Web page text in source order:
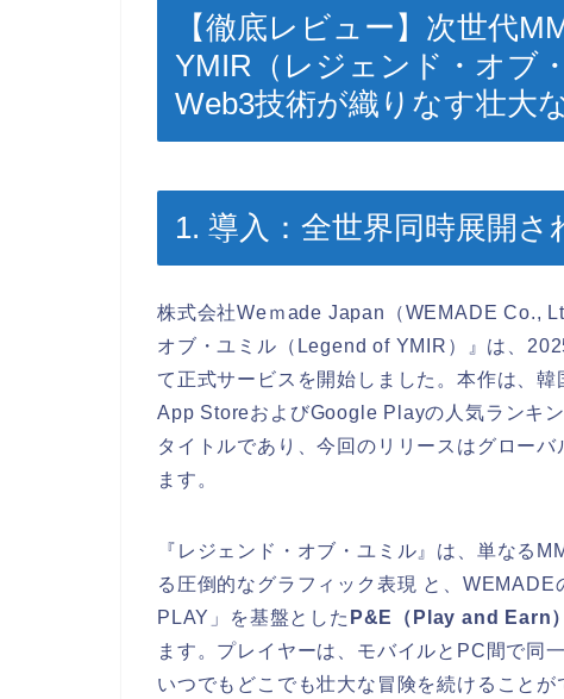
【徹底レビュー】次世代
YMIR（レジェンド・オブ
Web3技術が織りなす壮大
1. 導入：全世界同時展開
株式会社Weｍade Japan（WEMADE Co.,
オブ・ユミル（Legend of YMIR）』は、
て正式サービスを開始しました。本作は、
App StoreおよびGoogle Playの人気ランキ
タイトルであり、今回のリリースはグロー
ます。
『レジェンド・オブ・ユミル』は、単なる
る圧倒的なグラフィック表現 と、
PLAY」を基盤とした P&E（Play and Earn
ます。プレイヤーは、モバイルとPC間で同
いつでもどこでも壮大な冒険を続けることが